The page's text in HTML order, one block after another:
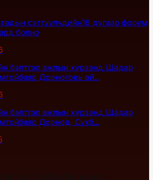
сэтгүүлчдийн16 дугаар форум
болно
бэлтгэл ажлын хүрээнд Шадар
Дорноговь ай...
бэлтгэл ажлын хүрээнд Шадар
Дорнод, Сүхб...